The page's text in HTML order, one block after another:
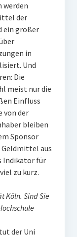
werden
der
ein großer
in
Und
Die
meist nur die
Einfluss
von der
bleiben
Sponsor
aus
Indikator für
zu kurz.
Köln. Sind Sie
der Uni